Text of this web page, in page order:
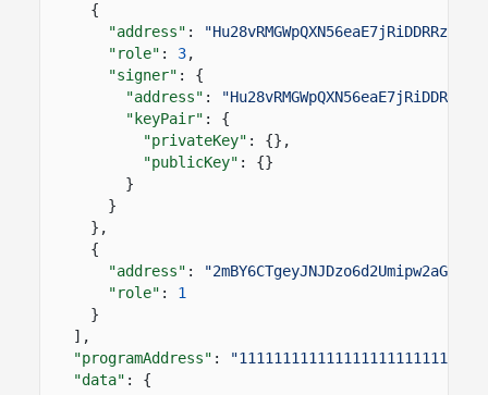
{
"address" :
"role" : 3,
"signer" : {
"address" :
"keyPair" : {
"privateKey" : {},
"publicKey" : {}
}
}
},
{
"address" :
"role" :
1
}
],
"programAddress" :
"data" : {